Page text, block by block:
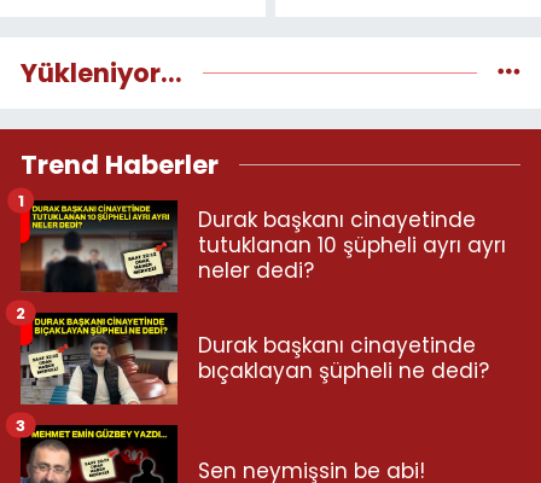
Yükleniyor...
Trend Haberler
Durak başkanı cinayetinde
tutuklanan 10 şüpheli ayrı ayrı
neler dedi?
1
Durak başkanı cinayetinde
bıçaklayan şüpheli ne dedi?
2
Sen neymişsin be abi!
3